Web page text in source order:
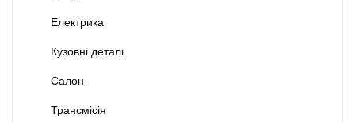
Електрика
Кузовні деталі
Салон
Трансмісія